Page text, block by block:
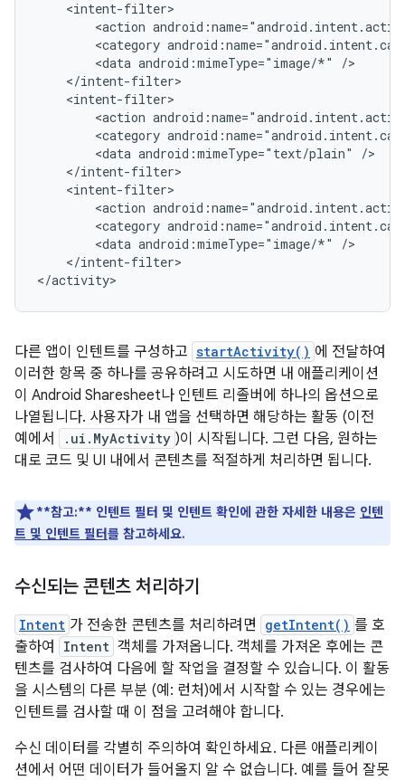
<action
<category
<data android:mimeType="image/*"
<action
<category
<data android:mimeType="text/plain"
<action
<category
<data android:mimeType="image/*"
</intent-filter>
</activity>
다른 앱이 인텐트를 구성하고 startActivity() 에 전달하여
이러한 항목 중 하나를 공유하려고 시도하면 내 애플리케이션
이 Android Sharesheet나 인텐트 리졸버에 하나의 옵션으로
나열됩니다. 사용자가 내 앱을 선택하면 해당하는 활동 (이전
예에서
.ui.MyActivity )이 시작됩니다. 그런 다음, 원하는
대로 코드 및 UI 내에서 콘텐츠를 적절하게 처리하면 됩니다.
**참고:** 인텐트 필터 및 인텐트 확인에 관한 자세한 내용은 인텐
트 및 인텐트 필터를 참고하세요.
수신되는 콘텐츠 처리하기
Intent 가 전송한 콘텐츠를 처리하려면 getIntent() 를 호
출하여
Intent 객체를 가져옵니다. 객체를 가져온 후에는 콘
텐츠를 검사하여 다음에 할 작업을 결정할 수 있습니다. 이 활동
을 시스템의 다른 부분 (예: 런처)에서 시작할 수 있는 경우에는
인텐트를 검사할 때 이 점을 고려해야 합니다.
수신 데이터를 각별히 주의하여 확인하세요. 다른 애플리케이
션에서 어떤 데이터가 들어올지 알 수 없습니다. 예를 들어 잘못